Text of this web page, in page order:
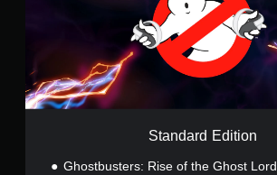
t
i
Standard Edition
Ghostbusters: Rise of the Ghost Lord